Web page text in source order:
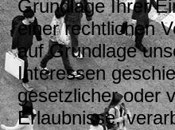
Grundlage Ihrer
einer rechtlichen
auf Grundlage
Interessen
gesetzlicher oder
Erlaubnisse,